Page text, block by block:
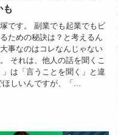
も
です。 副業でも起業でもビ
ための秘訣は？と考えるん
事なのはコレなんじゃない
それは、他人の話を聞くこ
」は「言うことを聞く」と違
ほしいんですが、「...